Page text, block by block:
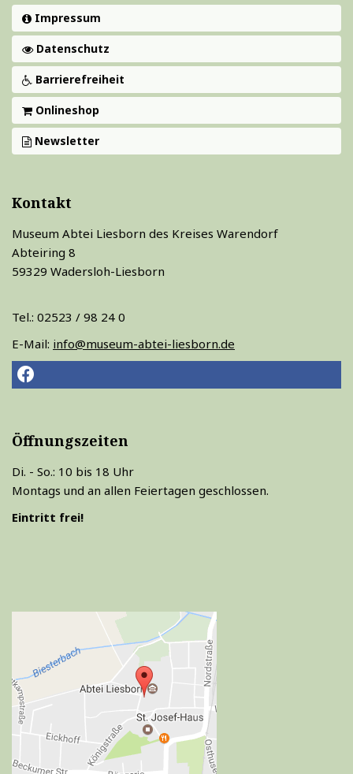
Impressum
Datenschutz
Barrierefreiheit
Onlineshop
Newsletter
Kontakt
Museum Abtei Liesborn des Kreises Warendorf
Abteiring 8
59329 Wadersloh-Liesborn
Tel.: 02523 / 98 24 0
E-Mail: info@museum-abtei-liesborn.de
Öffnungszeiten
Di. - So.: 10 bis 18 Uhr
Montags und an allen Feiertagen geschlossen.
Eintritt frei!